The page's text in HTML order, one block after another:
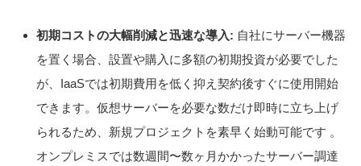
初期コストの大幅削減と迅速な導入: 自社にサーバー機器
を置く場合、設置や購入に多額の初期投資が必要でした
が、IaaSでは初期費用を低く抑え契約後すぐに使用開始
できます。仮想サーバーを必要な数だけ即時に立ち上げ
られるため、新規プロジェクトを素早く始動可能です 。
オンプレミスでは数週間〜数ヶ月かかったサーバー調達